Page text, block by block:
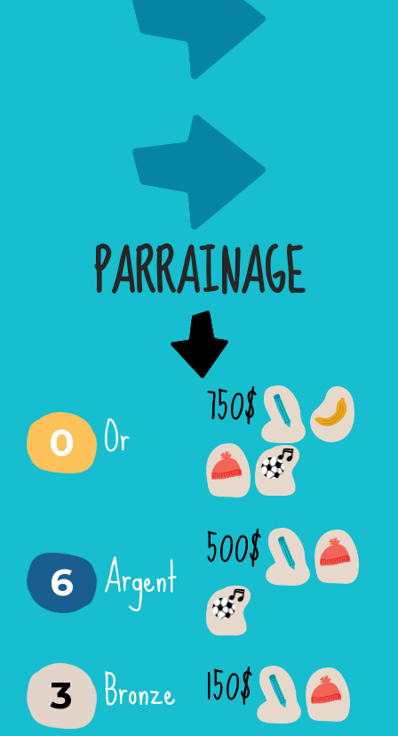
PARRAINAGE
0 Or 750$
6 Argent 500$
3 Bronze 150$